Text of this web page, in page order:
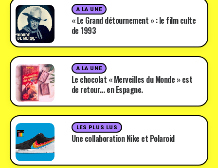
A LA UNE
« Le Grand détournement » : le film culte
de 1993
A LA UNE
Le chocolat « Merveilles du Monde » est
de retour… en Espagne.
LES PLUS LUS
Une collaboration Nike et Polaroid